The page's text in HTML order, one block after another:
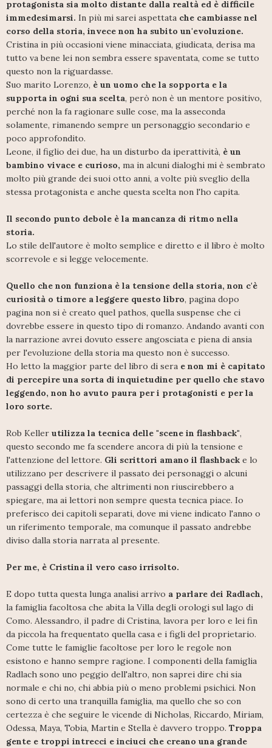
protagonista sia molto distante dalla realtà ed è difficile
immedesimarsi. In più mi sarei aspettata che cambiasse nel
corso della storia, invece non ha subito un'evoluzione.
Cristina in più occasioni viene minacciata, giudicata, derisa ma
tutto va bene lei non sembra essere spaventata, come se tutto
questo non la riguardasse.
Suo marito Lorenzo, è un uomo che la sopporta e la
supporta in ogni sua scelta, però non è un mentore positivo,
perché non la fa ragionare sulle cose, ma la asseconda
solamente, rimanendo sempre un personaggio secondario e
poco approfondito.
Leone, il figlio dei due, ha un disturbo da iperattività, è un
bambino vivace e curioso, ma in alcuni dialoghi mi è sembrato
molto più grande dei suoi otto anni, a volte più sveglio della
stessa protagonista e anche questa scelta non l'ho capita.
Il secondo punto debole è la mancanza di ritmo nella
storia.
Lo stile dell'autore è molto semplice e diretto e il libro è molto
scorrevole e si legge velocemente.
Quello che non funziona è la tensione della storia, non c'è
curiosità o timore a leggere questo libro, pagina dopo
pagina non si è creato quel pathos, quella suspense che ci
dovrebbe essere in questo tipo di romanzo. Andando avanti con
la narrazione avrei dovuto essere angosciata e piena di ansia
per l'evoluzione della storia ma questo non è successo.
Ho letto la maggior parte del libro di sera e non mi è capitato
di percepire una sorta di inquietudine per quello che stavo
leggendo, non ho avuto paura per i protagonisti e per la
loro sorte.
Rob Keller utilizza la tecnica delle "scene in flashback",
questo secondo me fa scendere ancora di più la tensione e
l'attenzione del lettore. Gli scrittori amano il flashback e lo
utilizzano per descrivere il passato dei personaggi o alcuni
passaggi della storia, che altrimenti non riuscirebbero a
spiegare, ma ai lettori non sempre questa tecnica piace. Io
preferisco dei capitoli separati, dove mi viene indicato l'anno o
un riferimento temporale, ma comunque il passato andrebbe
diviso dalla storia narrata al presente.
Per me, è Cristina il vero caso irrisolto.
E dopo tutta questa lunga analisi arrivo a parlare dei Radlach,
la famiglia facoltosa che abita la Villa degli orologi sul lago di
Como. Alessandro, il padre di Cristina, lavora per loro e lei fin
da piccola ha frequentato quella casa e i figli del proprietario.
Come tutte le famiglie facoltose per loro le regole non
esistono e hanno sempre ragione. I componenti della famiglia
Radlach sono uno peggio dell'altro, non saprei dire chi sia
normale e chi no, chi abbia più o meno problemi psichici. Non
sono di certo una tranquilla famiglia, ma quello che so con
certezza è che seguire le vicende di Nicholas, Riccardo, Miriam,
Odessa, Maya, Tobia, Martin e Stella è davvero troppo. Troppa
gente e troppi intrecci e inciuci che creano una grande